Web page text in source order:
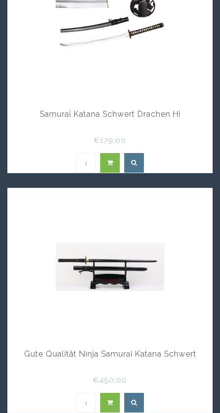
Samurai Katana Schwert Drachen Hi
€179,00
Gute Qualität Ninja Samurai Katana Schwert
€450,00